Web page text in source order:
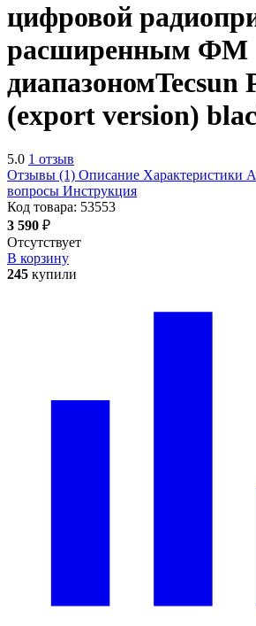
цифровой
расширенным ФМ
диапазономTecsun
(export version)
5.0 1 отзыв
Отзывы (1) Описание Характеристики
вопросы Инструкция
Код товара: 53553
3 590 ₽
Отсутствует
В корзину
245 купили